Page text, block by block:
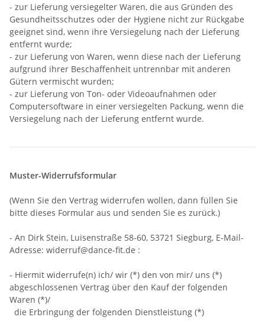
- zur Lieferung versiegelter Waren, die aus Gründen des
Gesundheitsschutzes oder der Hygiene nicht zur Rückgabe
geeignet sind, wenn ihre Versiegelung nach der Lieferung
entfernt wurde;
- zur Lieferung von Waren, wenn diese nach der Lieferung
aufgrund ihrer Beschaffenheit untrennbar mit anderen
Gütern vermischt wurden;
- zur Lieferung von Ton- oder Videoaufnahmen oder
Computersoftware in einer versiegelten Packung, wenn die
Versiegelung nach der Lieferung entfernt wurde.
Muster-Widerrufsformular
(Wenn Sie den Vertrag widerrufen wollen, dann füllen Sie
bitte dieses Formular aus und senden Sie es zurück.)
- An Dirk Stein, Luisenstraße 58-60, 53721 Siegburg, E-Mail-
Adresse: widerruf@dance-fit.de :
- Hiermit widerrufe(n) ich/ wir (*) den von mir/ uns (*)
abgeschlossenen Vertrag über den Kauf der folgenden
Waren (*)/
die Erbringung der folgenden Dienstleistung (*)